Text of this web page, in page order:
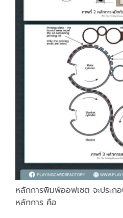
หลักการพิมพ์ออฟเซต จะประ
หลักการ คือ